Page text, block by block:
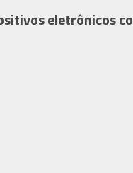
eletrônicos